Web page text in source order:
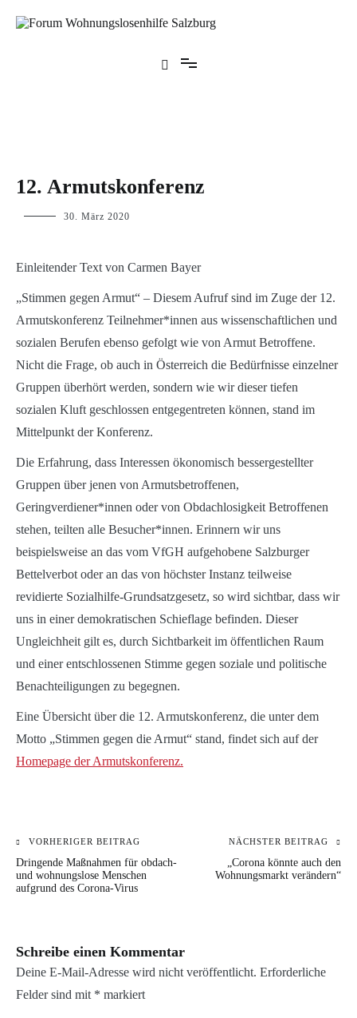
Inhalt
BLOG
12. Armutskonferenz
p.linhuber 30. März 2020
Einleitender Text von Carmen Bayer
„Stimmen gegen Armut“ – Diesem Aufruf sind im Zuge der 12.
Armutskonferenz Teilnehmer*innen aus wissenschaftlichen und
sozialen Berufen ebenso gefolgt wie von Armut Betroffene.
Nicht die Frage, ob auch in Österreich die Bedürfnisse einzelner
Gruppen überhört werden, sondern wie wir dieser tiefen
sozialen Kluft geschlossen entgegentreten können, stand im
Mittelpunkt der Konferenz.
Die Erfahrung, dass Interessen ökonomisch bessergestellter
Gruppen über jenen von Armutsbetroffenen,
Geringverdiener*innen oder von Obdachlosigkeit Betroffenen
stehen, teilten alle Besucher*innen. Erinnern wir uns
beispielsweise an das vom VfGH aufgehobene Salzburger
Bettelverbot oder an das von höchster Instanz teilweise
revidierte Sozialhilfe-Grundsatzgesetz, so wird sichtbar, dass wir
uns in einer demokratischen Schieflage befinden. Dieser
Ungleichheit gilt es, durch Sichtbarkeit im öffentlichen Raum
und einer entschlossenen Stimme gegen soziale und politische
Benachteiligungen zu begegnen.
Eine Übersicht über die 12. Armutskonferenz, die unter dem
Motto „Stimmen gegen die Armut“ stand, findet sich auf der
Homepage der Armutskonferenz.
KATEGORIE:
BLOG
Beitragsnavigation
VORHERIGER BEITRAG
Dringende Maßnahmen für obdach-
und wohnungslose Menschen
aufgrund des Corona-Virus
NÄCHSTER BEITRAG
„Corona könnte auch den
Wohnungsmarkt verändern“
Schreibe einen Kommentar
Deine E-Mail-Adresse wird nicht veröffentlicht. Erforderliche
Felder sind mit * markiert